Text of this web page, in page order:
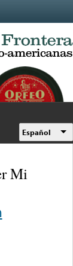
Español
Mi